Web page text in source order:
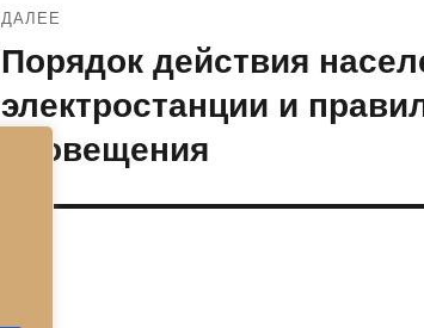
ДАЛЕЕ
Следующая
запись:
Порядок действия
электростанции и
оповещения